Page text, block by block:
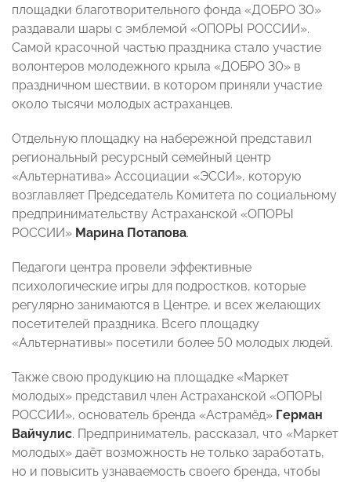
площадки благотворительного фонда «ДОБРО 30»
раздавали шары с эмблемой «ОПОРЫ РОССИИ».
Самой красочной частью праздника стало участие
волонтеров молодежного крыла «ДОБРО 30» в
праздничном шествии, в котором приняли участие
около тысячи молодых астраханцев.
Отдельную площадку на набережной представил
региональный ресурсный семейный центр
«Альтернатива» Ассоциации «ЭССИ», которую
возглавляет Председатель Комитета по социальному
предпринимательству Астраханской «ОПОРЫ
РОССИИ» Марина Потапова.
Педагоги центра провели эффективные
психологические игры для подростков, которые
регулярно занимаются в Центре, и всех желающих
посетителей праздника. Всего площадку
«Альтернативы» посетили более 50 молодых людей.
Также свою продукцию на площадке «Маркет
молодых» представил член Астраханской «ОПОРЫ
РОССИИ», основатель бренда «Астрамёд» Герман
Вайчулис. Предприниматель, рассказал, что «Маркет
молодых» даёт возможность не только заработать,
но и повысить узнаваемость своего бренда, чтобы